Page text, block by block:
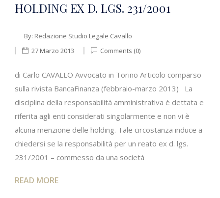
HOLDING EX D. LGS. 231/2001
By: Redazione Studio Legale Cavallo
27 Marzo 2013
Comments (0)
di Carlo CAVALLO Avvocato in Torino Articolo comparso
sulla rivista BancaFinanza (febbraio-marzo 2013) La
disciplina della responsabilità amministrativa è dettata e
riferita agli enti considerati singolarmente e non vi è
alcuna menzione delle holding. Tale circostanza induce a
chiedersi se la responsabilità per un reato ex d. lgs.
231/2001 – commesso da una società
READ MORE